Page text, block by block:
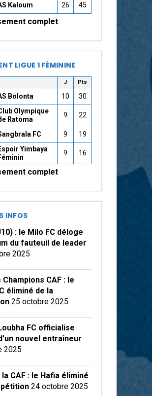
Kaloum 26 45
complet
LIGUE 1 FÉMININE
J Pts
Bolonta 10 30
Olympique
Ratoma
9 22
FC 9 19
Yimbaya
9 16
complet
INFOS
: le Milo FC déloge
du fauteuil de leader
2025
CAF : le
éliminé de la
25 octobre 2025
FC officialise
nouvel entraîneur
2025
CAF : le Hafia éliminé
24 octobre 2025